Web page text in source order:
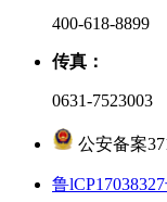
400-618-8899
传真：
0631-7523003
公安备案
鲁